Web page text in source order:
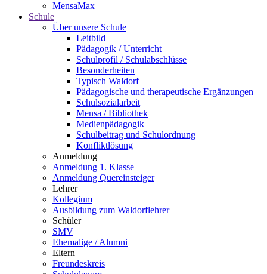
MensaMax
Schule
Über unsere Schule
Leitbild
Pädagogik / Unterricht
Schulprofil / Schulabschlüsse
Besonderheiten
Typisch Waldorf
Pädagogische und therapeutische Ergänzungen
Schulsozialarbeit
Mensa / Bibliothek
Medienpädagogik
Schulbeitrag und Schulordnung
Konfliktlösung
Anmeldung
Anmeldung 1. Klasse
Anmeldung Quereinsteiger
Lehrer
Kollegium
Ausbildung zum Waldorflehrer
Schüler
SMV
Ehemalige / Alumni
Eltern
Freundeskreis